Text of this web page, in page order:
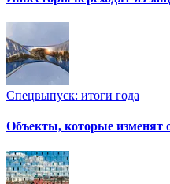
Спецвыпуск: итоги года
Объекты, которые изменят